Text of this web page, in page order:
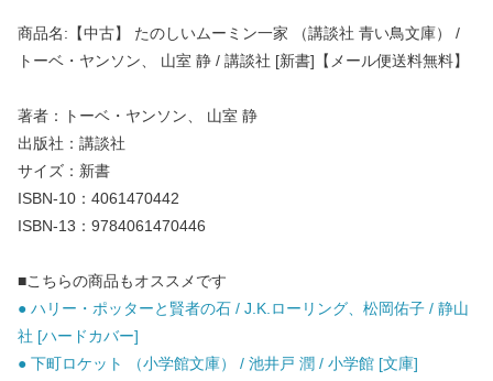
商品名:【中古】 たのしいムーミン一家 （講談社 青い鳥文庫） /
トーベ・ヤンソン、 山室 静 / 講談社 [新書]【メール便送料無料】
著者：トーベ・ヤンソン、 山室 静
出版社：講談社
サイズ：新書
ISBN-10：4061470442
ISBN-13：9784061470446
■こちらの商品もオススメです
● ハリー・ポッターと賢者の石 / J.K.ローリング、松岡佑子 / 静山
社 [ハードカバー]
● 下町ロケット （小学館文庫） / 池井戸 潤 / 小学館 [文庫]